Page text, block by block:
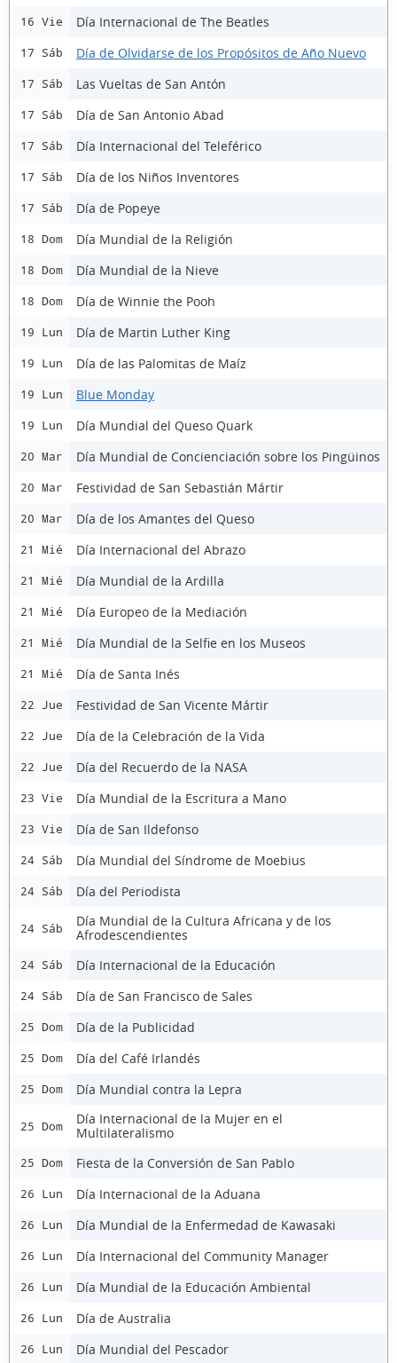
16 Vie Día Internacional de The Beatles
17 Sáb Día de Olvidarse de los Propósitos de Año Nuevo
17 Sáb Las Vueltas de San Antón
17 Sáb Día de San Antonio Abad
17 Sáb Día Internacional del Teleférico
17 Sáb Día de los Niños Inventores
17 Sáb Día de Popeye
18 Dom Día Mundial de la Religión
18 Dom Día Mundial de la Nieve
18 Dom Día de Winnie the Pooh
19 Lun Día de Martin Luther King
19 Lun Día de las Palomitas de Maíz
19 Lun Blue Monday
19 Lun Día Mundial del Queso Quark
20 Mar Día Mundial de Concienciación sobre los Pingüinos
20 Mar Festividad de San Sebastián Mártir
20 Mar Día de los Amantes del Queso
21 Mié Día Internacional del Abrazo
21 Mié Día Mundial de la Ardilla
21 Mié Día Europeo de la Mediación
21 Mié Día Mundial de la Selfie en los Museos
21 Mié Día de Santa Inés
22 Jue Festividad de San Vicente Mártir
22 Jue Día de la Celebración de la Vida
22 Jue Día del Recuerdo de la NASA
23 Vie Día Mundial de la Escritura a Mano
23 Vie Día de San Ildefonso
24 Sáb Día Mundial del Síndrome de Moebius
24 Sáb Día del Periodista
24 Sáb
Día Mundial de la Cultura Africana y de los
Afrodescendientes
24 Sáb Día Internacional de la Educación
24 Sáb Día de San Francisco de Sales
25 Dom Día de la Publicidad
25 Dom Día del Café Irlandés
25 Dom Día Mundial contra la Lepra
25 Dom
Día Internacional de la Mujer en el
Multilateralismo
25 Dom Fiesta de la Conversión de San Pablo
26 Lun Día Internacional de la Aduana
26 Lun Día Mundial de la Enfermedad de Kawasaki
26 Lun Día Internacional del Community Manager
26 Lun Día Mundial de la Educación Ambiental
26 Lun Día de Australia
26 Lun Día Mundial del Pescador